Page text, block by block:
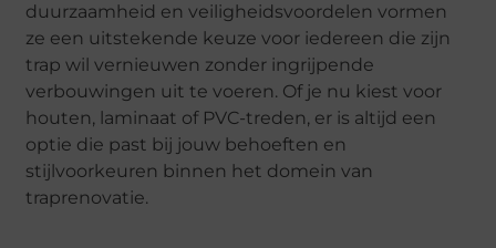
duurzaamheid en veiligheidsvoordelen vormen
ze een uitstekende keuze voor iedereen die zijn
trap wil vernieuwen zonder ingrijpende
verbouwingen uit te voeren. Of je nu kiest voor
houten, laminaat of PVC-treden, er is altijd een
optie die past bij jouw behoeften en
stijlvoorkeuren binnen het domein van
traprenovatie.